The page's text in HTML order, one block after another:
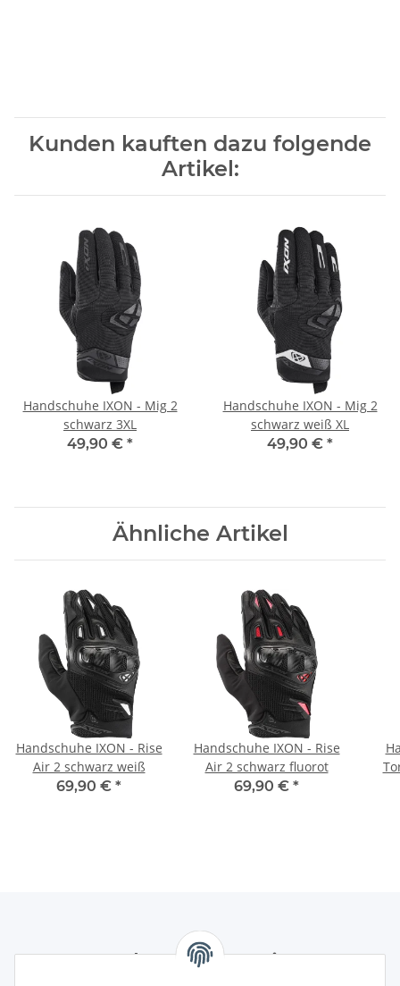
Kunden kauften dazu folgende
Artikel:
Handschuhe IXON - Mig 2
schwarz 3XL
49,90 € *
Handschuhe IXON - Mig 2
schwarz weiß XL
49,90 € *
Ähnliche Artikel
Handschuhe IXON - Rise
Air 2 schwarz weiß
69,90 € *
Handschuhe IXON - Rise
Air 2 schwarz fluorot
69,90 € *
Newsletter Abonnieren